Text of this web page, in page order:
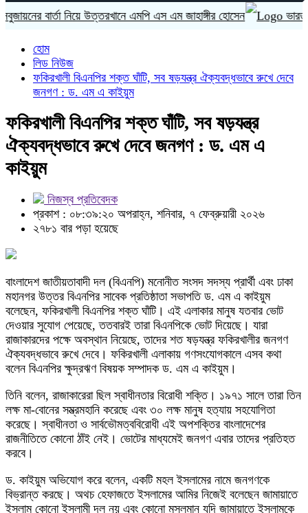
বার্তা নিয়ে উত্তরখানে এমপি এস এম জাহাঙ্গীর হোসেন ভারত
হোম
লিড নিউজ
ফকিরখালী বিএনপির শক্ত ঘাঁটি, সব ষড়যন্ত্র ঐক্যবদ্ধভাবে রুখে দেবে
জনগণ : ড. এম এ কাইয়ুম
ফকিরখালী বিএনপির শক্ত ঘাঁটি, সব ষড়যন্ত্র
ঐক্যবদ্ধভাবে রুখে দেবে জনগণ : ড. এম এ
কাইয়ুম
নিজস্ব প্রতিবেদক
প্রকাশ : ০৮:৩৯:২০ অপরাহ্ন, শনিবার, ৭ ফেব্রুয়ারী ২০২৬
২৭৮১ বার পড়া হয়েছে
বাংলাদেশ জাতীয়তাবাদী দল (বিএনপি) মনোনীত সংসদ সদস্য প্রার্থী এবং ঢাকা
মহানগর উত্তর বিএনপির সাবেক প্রতিষ্ঠাতা সভাপতি ড. এম এ কাইয়ুম
বলেছেন, ফকিরখালী বিএনপির শক্ত ঘাঁটি। এই এলাকার মানুষ যতবার ভোট
দেওয়ার সুযোগ পেয়েছে, ততবারই তারা বিএনপিকে ভোট দিয়েছে। যারা
রাজাকারদের পক্ষে অবস্থান নিয়েছে, তাদের শত ষড়যন্ত্র ফকিরখালীর জনগণ
ঐক্যবদ্ধভাবে রুখে দেবে। ফকিরখালী এলাকায় গণসংযোগকালে এসব কথা
বলেন বিএনপির ক্ষুদ্রঋণ বিষয়ক সম্পাদক ড. এম এ কাইয়ুম।
তিনি বলেন, রাজাকারেরা ছিল স্বাধীনতার বিরোধী শক্তি। ১৯৭১ সালে তারা তিন
লক্ষ মা-বোনের সম্ভ্রমহানি করেছে এবং ৩০ লক্ষ মানুষ হত্যায় সহযোগিতা
করেছে। স্বাধীনতা ও সার্বভৌমত্ববিরোধী এই অপশক্তির বাংলাদেশের
রাজনীতিতে কোনো ঠাঁই নেই। ভোটের মাধ্যমেই জনগণ এবার তাদের প্রতিহত
করবে।
ড. কাইয়ুম অভিযোগ করে বলেন, একটি মহল ইসলামের নামে জনগণকে
বিভ্রান্ত করছে। অথচ হেফাজতে ইসলামের আমির নিজেই বলেছেন জামায়াতে
ইসলাম কোনো ইসলামী দল নয় এবং কোনো মুসলমান যদি জামায়াতে ইসলামকে